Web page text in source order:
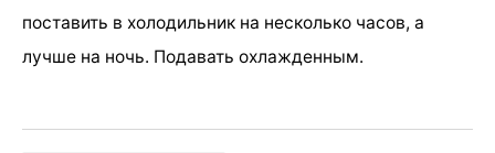
поставить в холодильник на несколько часов, а
лучше на ночь. Подавать охлажденным.